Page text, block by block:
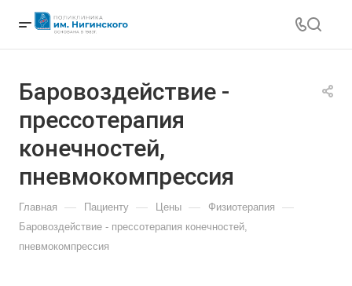
Баровоздействие -
прессотерапия
конечностей,
пневмокомпрессия
Главная — Пациенту — Цены — Физиотерапия —
Баровоздействие - прессотерапия конечностей,
пневмокомпрессия